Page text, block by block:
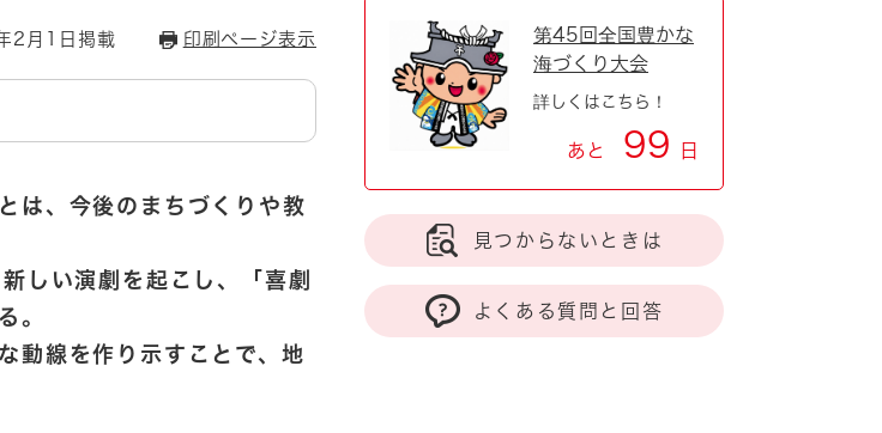
2月1日掲載 印刷ページ表示
は、今後のまちづくりや教
しい演劇を起こし、「喜劇
。
動線を作り示すことで、地
第45回全国豊かな
海づくり大会
詳しくはこちら！
あと 99 日
見つからないときは
よくある質問と回答